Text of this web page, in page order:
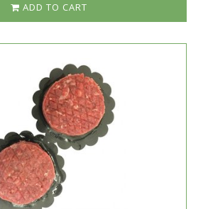
ADD TO CART